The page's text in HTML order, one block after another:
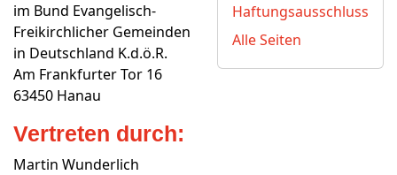
Haftungsausschluss
Alle Seiten
im Bund Evangelisch-
Freikirchlicher Gemeinden
in Deutschland K.d.ö.R.
Am Frankfurter Tor 16
63450 Hanau
Vertreten durch:
Martin Wunderlich